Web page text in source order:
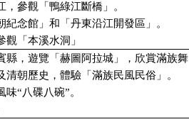
，參觀「鴨綠江斷橋」。
紀念館」和「丹東沿江開發區」。
觀「本溪水洞」
縣，遊覽「赫圖阿拉城」，欣賞滿族舞
清朝歷史，體驗「滿族民風民俗」。
“八碟八碗”。